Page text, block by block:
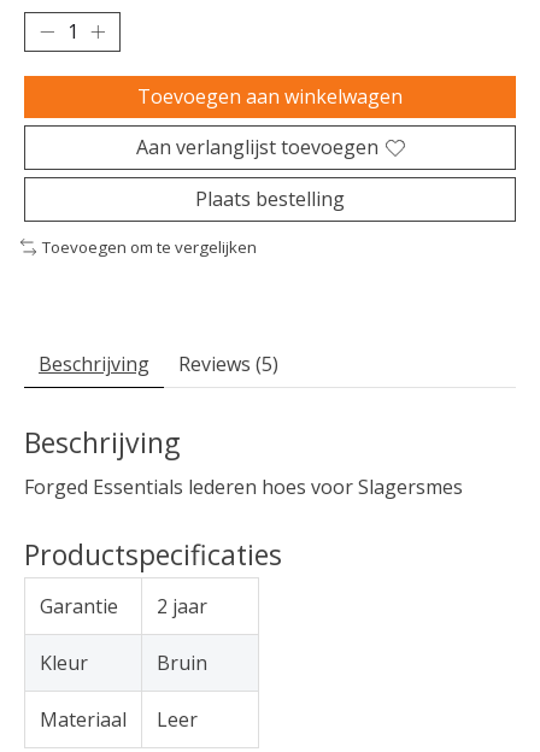
Toevoegen aan winkelwagen
Aan verlanglijst toevoegen
Plaats bestelling
Toevoegen om te vergelijken
Beschrijving Reviews (5)
Beschrijving
Forged Essentials lederen hoes voor Slagersmes
Productspecificaties
Garantie 2 jaar
Kleur Bruin
Materiaal Leer